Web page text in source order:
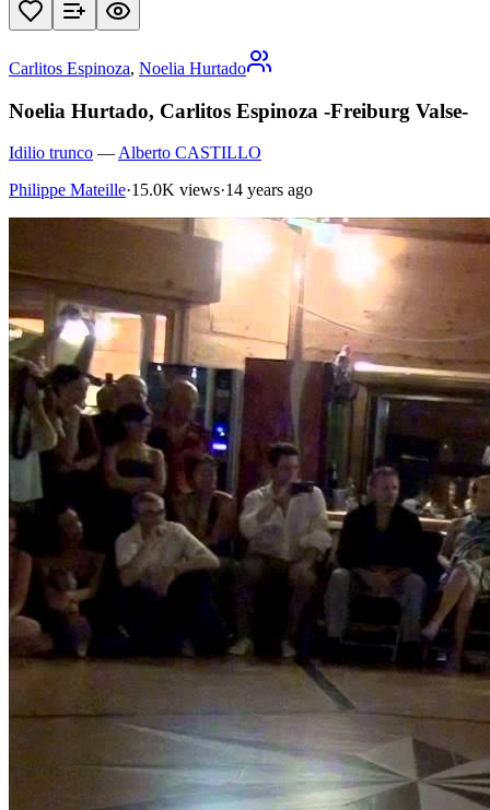
Carlitos Espinoza, Noelia Hurtado
Noelia Hurtado, Carlitos Espinoza -Freiburg Valse-
Idilio trunco —Alberto CASTILLO
Philippe Mateille·15.0K views·14 years ago